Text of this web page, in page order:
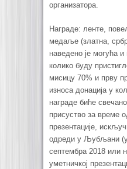
организатора.
Награде: ленте,
медаље (златна,
наведено је могућа
колико буду
мисицу 70% и прву
износа донација у
награде биће
присуство за време
презентације,
одреди у Љубљани
септембра 2018 или
уметничкој